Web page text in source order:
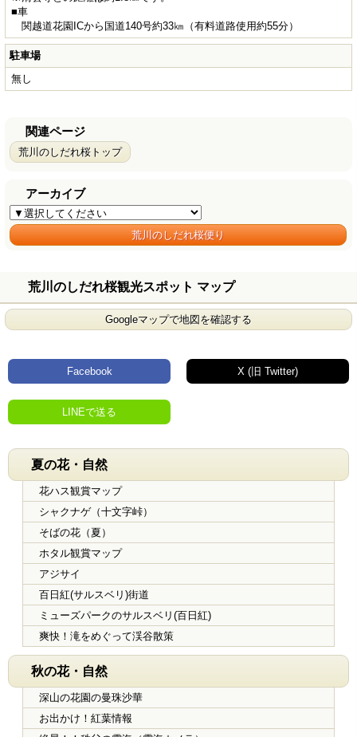
■車
関越道花園ICから国道140号約33㎞（有料道路使用約55分）
駐車場
無し
関連ページ
荒川のしだれ桜トップ
アーカイブ
荒川のしだれ桜便り
荒川のしだれ桜観光スポット マップ
Googleマップで地図を確認する
Facebook X (旧 Twitter)
LINEで送る
夏の花・自然
花ハス観賞マップ
シャクナゲ（十文字峠）
そばの花（夏）
ホタル観賞マップ
アジサイ
百日紅(サルスベリ)街道
ミューズパークのサルスベリ(百日紅)
爽快！滝をめぐって渓谷散策
秋の花・自然
深山の花園の曼珠沙華
お出かけ！紅葉情報